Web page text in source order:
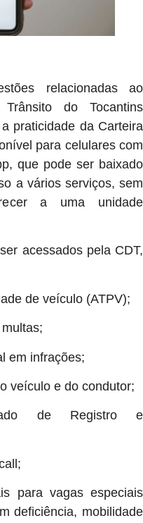
relacionadas ao
do Tocantins
praticidade da Carteira
para celulares com
que pode ser baixado
a vários serviços, sem
a uma unidade
acessados pela CDT,
de veículo (ATPV);
em infrações;
veículo e do condutor;
de Registro e
para vagas especiais
deficiência, mobilidade